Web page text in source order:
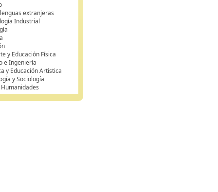
extranjeras
Industrial
y Educación Física
e Ingeniería
y Educación Artística
y Sociología